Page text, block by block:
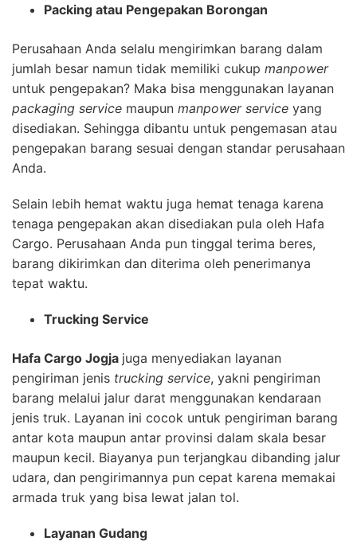
Packing atau Pengepakan Borongan
Perusahaan Anda selalu mengirimkan barang dalam
jumlah besar namun tidak memiliki cukup manpower
untuk pengepakan? Maka bisa menggunakan layanan
packaging service maupun manpower service yang
disediakan. Sehingga dibantu untuk pengemasan atau
pengepakan barang sesuai dengan standar perusahaan
Anda.
Selain lebih hemat waktu juga hemat tenaga karena
tenaga pengepakan akan disediakan pula oleh Hafa
Cargo. Perusahaan Anda pun tinggal terima beres,
barang dikirimkan dan diterima oleh penerimanya
tepat waktu.
Trucking Service
Hafa Cargo Jogja juga menyediakan layanan
pengiriman jenis trucking service, yakni pengiriman
barang melalui jalur darat menggunakan kendaraan
jenis truk. Layanan ini cocok untuk pengiriman barang
antar kota maupun antar provinsi dalam skala besar
maupun kecil. Biayanya pun terjangkau dibanding jalur
udara, dan pengirimannya pun cepat karena memakai
armada truk yang bisa lewat jalan tol.
Layanan Gudang